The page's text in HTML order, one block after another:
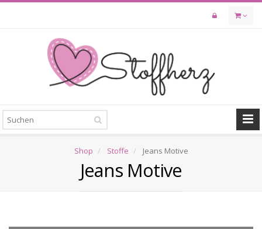
Skip
Shop Stoffe Jeans Motive
Jeans Motive